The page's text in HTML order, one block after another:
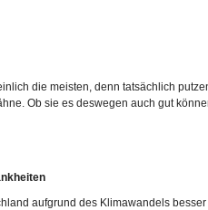
die meisten, denn tatsächlich
Ob sie es deswegen auch gut
aufgrund des Klimawandels